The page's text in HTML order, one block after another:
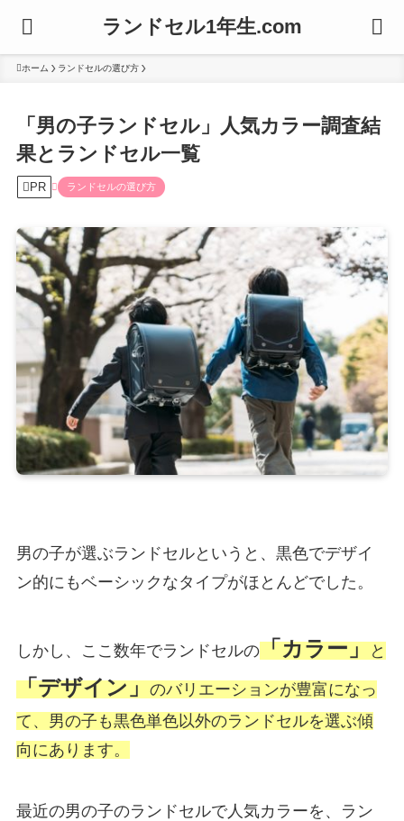
ランドセル1年生.com
ホーム ランドセルの選び方
「男の子ランドセル」人気カラー調査結
果とランドセル一覧
PR ランドセルの選び方
男の子が選ぶランドセルというと、黒色でデザイ
ン的にもベーシックなタイプがほとんどでした。
しかし、ここ数年でランドセルの「カラー」と
「デザイン」のバリエーションが豊富になっ
て、男の子も黒色単色以外のランドセルを選ぶ傾
向にあります。
最近の男の子のランドセルで人気カラーを、ラン